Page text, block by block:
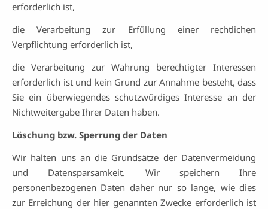
erforderlich ist,
die Verarbeitung zur Erfüllung einer rechtlichen
Verpflichtung erforderlich ist,
die Verarbeitung zur Wahrung berechtigter Interessen
erforderlich ist und kein Grund zur Annahme besteht, dass
Sie ein überwiegendes schutzwürdiges Interesse an der
Nichtweitergabe Ihrer Daten haben.
Löschung bzw. Sperrung der Daten
Wir halten uns an die Grundsätze der Datenvermeidung
und Datensparsamkeit. Wir speichern Ihre
personenbezogenen Daten daher nur so lange, wie dies
zur Erreichung der hier genannten Zwecke erforderlich ist